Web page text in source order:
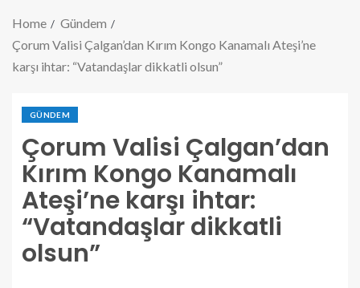
Home
Gündem
Çorum Valisi Çalgan’dan Kırım Kongo Kanamalı Ateşi’ne
karşı ihtar: “Vatandaşlar dikkatli olsun”
GÜNDEM
Çorum Valisi Çalgan’dan
Kırım Kongo Kanamalı
Ateşi’ne karşı ihtar:
“Vatandaşlar dikkatli
olsun”